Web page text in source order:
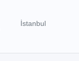
İstanbul